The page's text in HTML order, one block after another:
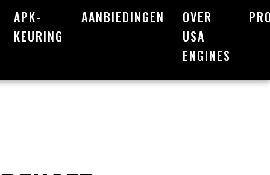
APK-
KEURING
AANBIEDINGEN
OVER
USA
ENGINES